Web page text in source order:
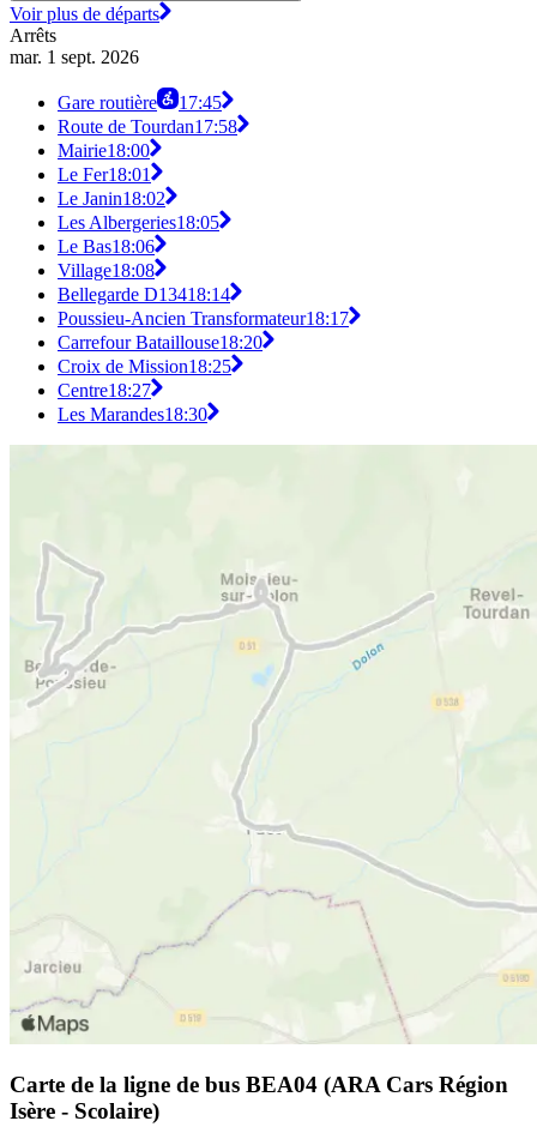
Voir plus de départs
Arrêts
mar. 1 sept. 2026
Gare routière
17:45
Route de Tourdan17:58
Mairie18:00
Le Fer18:01
Le Janin18:02
Les Albergeries18:05
Le Bas18:06
Village18:08
Bellegarde D13418:14
Poussieu-Ancien Transformateur18:17
Carrefour Bataillouse18:20
Croix de Mission18:25
Centre18:27
Les Marandes18:30
Carte de la ligne de bus BEA04 (ARA Cars Région
Isère - Scolaire)